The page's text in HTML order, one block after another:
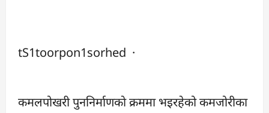
tS1toorpon1sorhed ·
कमलपोखरी पुननिर्माणकाे क्रममा भइरहेको कमजोरीका